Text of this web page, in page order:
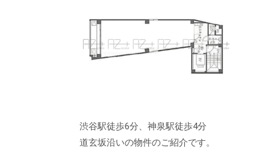
渋谷駅徒歩6分、神泉駅徒歩4分
道玄坂沿いの物件のご紹介です。